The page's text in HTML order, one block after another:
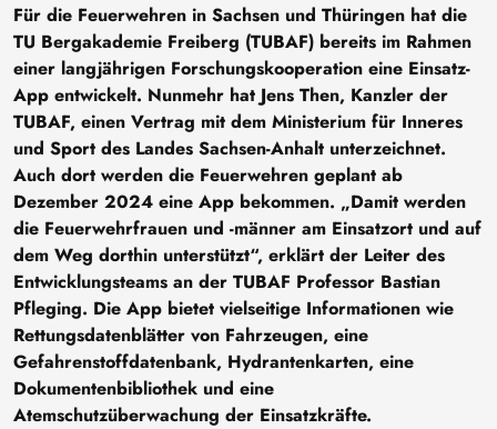
Für die Feuerwehren in Sachsen und Thüringen hat die
TU Bergakademie Freiberg (TUBAF) bereits im Rahmen
einer langjährigen Forschungskooperation eine Einsatz-
App entwickelt. Nunmehr hat Jens Then, Kanzler der
TUBAF, einen Vertrag mit dem Ministerium für Inneres
und Sport des Landes Sachsen-Anhalt unterzeichnet.
Auch dort werden die Feuerwehren geplant ab
Dezember 2024 eine App bekommen. „Damit werden
die Feuerwehrfrauen und -männer am Einsatzort und auf
dem Weg dorthin unterstützt“, erklärt der Leiter des
Entwicklungsteams an der TUBAF Professor Bastian
Pfleging. Die App bietet vielseitige Informationen wie
Rettungsdatenblätter von Fahrzeugen, eine
Gefahrenstoffdatenbank, Hydrantenkarten, eine
Dokumentenbibliothek und eine
Atemschutzüberwachung der Einsatzkräfte.